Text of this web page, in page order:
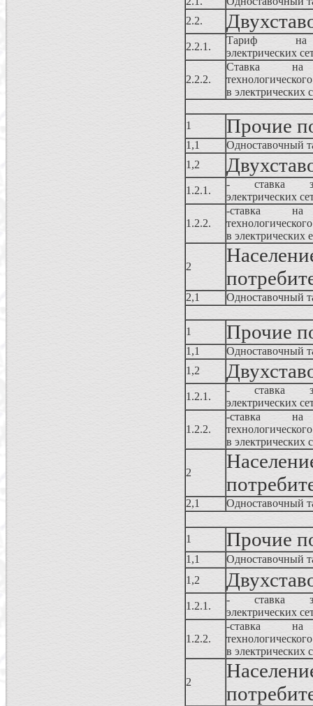
2.2.
2.2.1.
Тариф на
электрических
2.2.2.
Ставка
в электрических
1 Прочие
1,1
Одноставочный
1,2
1.2.1.
- ставка за
электрических
1.2.2.
-ставка
в электрических
2
2,1 Одноставочный
1 Прочие
1,1
Одноставочный
1,2
1.2.1.
- ставка за
электрических
1.2.2.
-ставка
в электрических
2
2,1 Одноставочный
1 Прочие
1,1
Одноставочный
1,2
1.2.1.
- ставка за
электрических
1.2.2.
-ставка
в электрических
2